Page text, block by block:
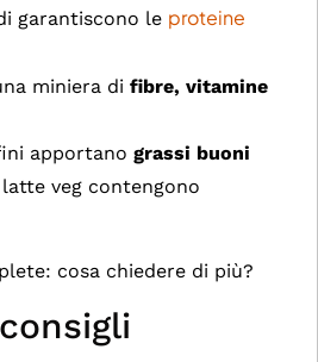
garantiscono le proteine
miniera difibre, vitamine
apportanograssi buoni
veg contengono
cosa chiedere di più?